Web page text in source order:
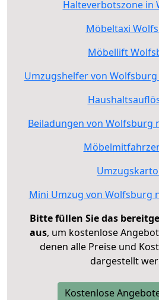
Halteverbotszone in
Möbeltaxi
Möbellift
Umzugshelfer von
Beiladungen von Wolfsburg
Mini Umzug von Wolfsburg
Bitte füllen Sie das
aus, um kostenlose
denen alle Preise und
dargestellt
Kostenlose